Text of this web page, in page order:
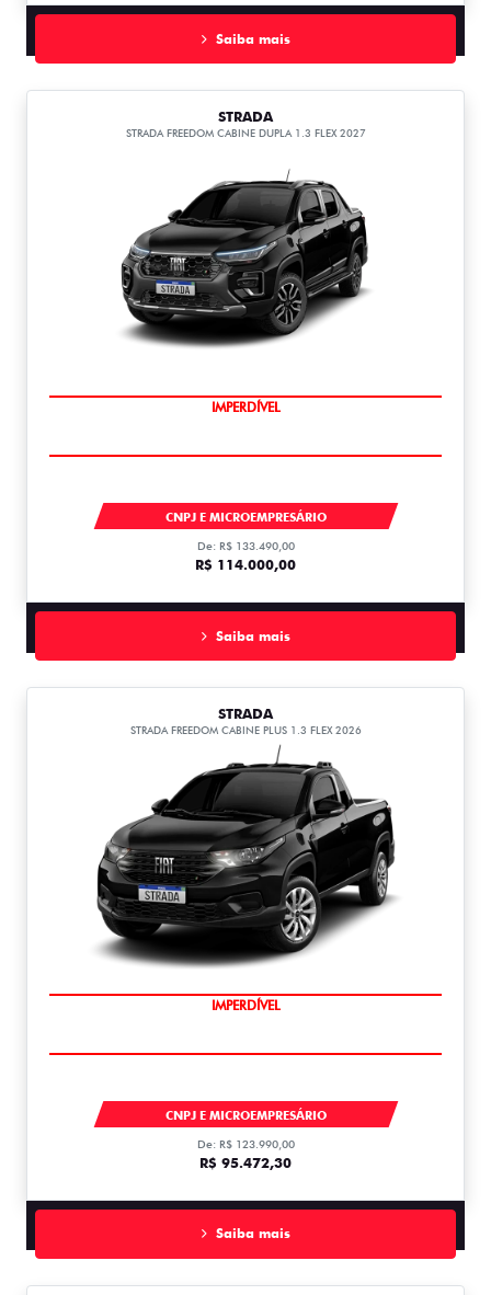
Saiba mais
STRADA
STRADA FREEDOM CABINE DUPLA 1.3 FLEX 2027
IMPERDÍVEL
CNPJ E MICROEMPRESÁRIO
De: R$ 133.490,00
R$ 114.000,00
Saiba mais
STRADA
STRADA FREEDOM CABINE PLUS 1.3 FLEX 2026
IMPERDÍVEL
CNPJ E MICROEMPRESÁRIO
De: R$ 123.990,00
R$ 95.472,30
Saiba mais